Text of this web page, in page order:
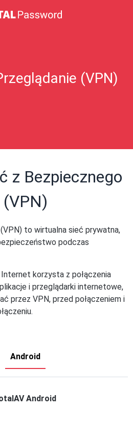
(VPN)
z Bezpiecznego
to wirtualna sieć prywatna,
podczas
korzysta z połączenia
i przeglądarki internetowe,
przez VPN, przed połączeniem i
Android
Android